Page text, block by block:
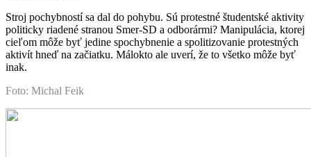
Stroj pochybností sa dal do pohybu. Sú protestné študentské aktivity
politicky riadené stranou Smer-SD a odborármi? Manipulácia, ktorej
cieľom môže byť jedine spochybnenie a spolitizovanie protestných
aktivít hneď na začiatku. Málokto ale uverí, že to všetko môže byť
inak.
Foto: Michal Feik